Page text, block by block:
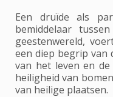
Een druïde als
bemiddelaar
geestenwereld,
een diep begrip van
van het leven en
heiligheid van
van heilige plaatsen.